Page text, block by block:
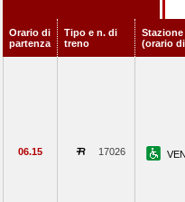
Orario di
partenza
Tipo e n. di
treno
(orario
06.15 17026